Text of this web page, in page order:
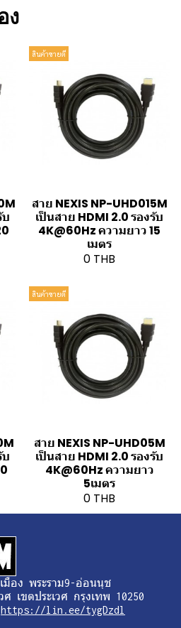
ง
บ
สินค้าขายดี
สาย NEXIS NP-UHD015M
เป็นสาย HDMI 2.0 รองรับ
4K@60Hz ความยาว 15
เมตร
0 THB
บ
สินค้าขายดี
สาย NEXIS NP-UHD05M
เป็นสาย HDMI 2.0 รองรับ
4K@60Hz ความยาว
5เมตร
0 THB
อง พระราม9-อ่อนนุช
ศ เขตประเวศ กรุงเทพ 10250
https://lin.ee/tygDzdl